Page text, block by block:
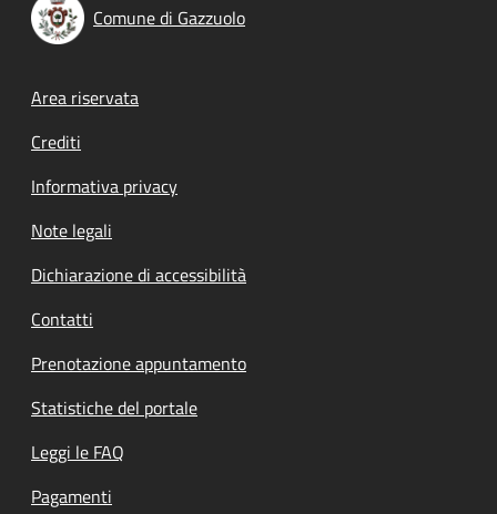
Comune di Gazzuolo
Footer menu
Area riservata
Crediti
Informativa privacy
Note legali
Dichiarazione di accessibilità
Contatti
Prenotazione appuntamento
Statistiche del portale
Leggi le FAQ
Pagamenti